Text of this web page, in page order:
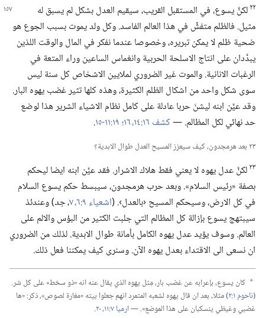
٢٢لكنَّ يسوع،‏ في المستقبل القريب،‏ سيقيم العدل بشكل لم يسبقله
مثيل.‏ فالظلم متفشٍّ في هذا العالم الفاسد.‏ وكل ولد يموت بسبب الجوع هو
ضحية ظلم لا يمكن تبريره،‏ وخصوصا عندما نفكر في المال والوقت اللذين
يبدَّدان على انتاج الاسلحة الحربية وانغماس الساعين وراء المتعة في
الرغبات الانانية.‏ والموت غير الضروري لملايين الاشخاص كل سنة ليس
سوى شكل واحد من اشكال الظلم الكثيرة،‏ وهذه كلها تثير غضب يهوه البار.‏
وقد عيَّن ابنه ليشنّ حربا عادلة على كامل نظام الاشياء الشرير هذا لوضع
حد نهائي لكل المظالم.‏ —‏كشف ١٦:‏​١٤،‏ ‏.‏
٢٣ بعد هرمجدون،‏ كيف سيعزز المسيح العدل طوال الابدية؟‏
٢٣لكنَّ عدل يهوه لا يعني فقط هلاك الاشرار.‏ فقد عيَّن ابنه ايضا ليحكم
بصفة «رئيس السلام».‏ وبعد حرب هرمجدون،‏ سيبسط حكم يسوع السلام
في كل الارض،‏ وسيحكم المسيح ‹بالعدل›.‏ (‏اشعياء ٩:‏​٦،‏ ٧ ‏،‏جد‏)‏ وعندئذ
سيبتهج يسوع بإزالة كل المظالم التي جلبت الكثير من البؤس والالم على
العالم.‏ وسوف يؤيد عدل يهوه الكامل بأمانة طوال الابدية.‏ لذلك من الضروري
ان نسعى الى الاقتداء بعدل يهوه الآن.‏ وسنرى كيف يمكننا فعل ذلك.‏
a كان يسوع،‏ بإعرابه عن غضب بار،‏ مِثل يهوه الذي يقال عنه انه «ذو سخط» على كل شر.‏
(‏ناحوم ١:‏٢
‏)‏ مثلا،‏ بعد ان قال يهوه لشعبه المتمرد انهم جعلوا بيته «مغارة لصوص»،‏ ذكر:‏ «ها
غضبي وغيظي ينسكبان على هذا الموضع».‏ —‏ارميا ٧:‏​١١،‏ ‏.‏